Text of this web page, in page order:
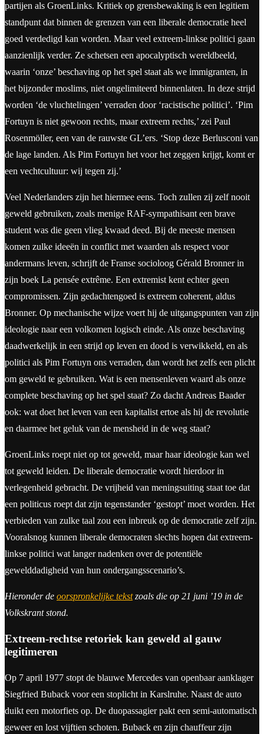
partijen als GroenLinks. Kritiek op grensbewaking is een legitiem
standpunt dat binnen de grenzen van een liberale democratie heel
goed verdedigd kan worden. Maar veel extreem-linkse politici gaan
aanzienlijk verder. Ze schetsen een apocalyptisch wereldbeeld,
waarin ‘onze’ beschaving op het spel staat als we immigranten, in
het bijzonder moslims, niet ongelimiteerd binnenlaten. In deze strijd
worden ‘de vluchtelingen’ verraden door ‘racistische politici’. ‘Pim
Fortuyn is niet gewoon rechts, maar extreem rechts,’ zei Paul
Rosenmöller, een van de rauwste GL’ers. ‘Stop deze Berlusconi van
de lage landen. Als Pim Fortuyn het voor het zeggen krijgt, komt er
een vechtcultuur: wij tegen zij.’
Veel Nederlanders zijn het hiermee eens. Toch zullen zij zelf nooit
geweld gebruiken, zoals menige RAF-sympathisant een brave
student was die geen vlieg kwaad deed. Bij de meeste mensen
komen zulke ideeën in conflict met waarden als respect voor
andermans leven, schrijft de Franse socioloog Gérald Bronner in
zijn boek La pensée extrême. Een extremist kent echter geen
compromissen. Zijn gedachtengoed is extreem coherent, aldus
Bronner. Op mechanische wijze voert hij de uitgangspunten van zijn
ideologie naar een volkomen logisch einde. Als onze beschaving
daadwerkelijk in een strijd op leven en dood is verwikkeld, en als
politici als Pim Fortuyn ons verraden, dan wordt het zelfs een plicht
om geweld te gebruiken. Wat is een mensenleven waard als onze
complete beschaving op het spel staat? Zo dacht Andreas Baader
ook: wat doet het leven van een kapitalist ertoe als hij de revolutie
en daarmee het geluk van de mensheid in de weg staat?
GroenLinks roept niet op tot geweld, maar haar ideologie kan wel
tot geweld leiden. De liberale democratie wordt hierdoor in
verlegenheid gebracht. De vrijheid van meningsuiting staat toe dat
een politicus roept dat zijn tegenstander ‘gestopt’ moet worden. Het
verbieden van zulke taal zou een inbreuk op de democratie zelf zijn.
Vooralsnog kunnen liberale democraten slechts hopen dat extreem-
linkse politici wat langer nadenken over de potentiële
gewelddadigheid van hun ondergangsscenario’s.
Hieronder de oorspronkelijke tekstzoals die op 21 juni ’19 in de
Volkskrant stond.
Extreem-rechtse retoriek kan geweld al gauw
legitimeren
Op 7 april 1977 stopt de blauwe Mercedes van openbaar aanklager
Siegfried Buback voor een stoplicht in Karslruhe. Naast de auto
duikt een motorfiets op. De duopassagier pakt een semi-automatisch
geweer en lost vijftien schoten. Buback en zijn chauffeur zijn